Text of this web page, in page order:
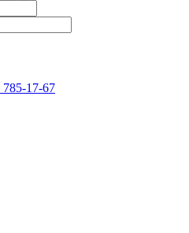
17-67